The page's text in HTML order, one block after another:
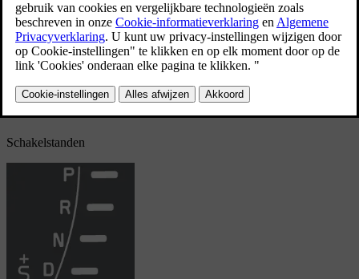
D: automatisch schakelen.+/–: handmatig schakelen.S :
Sport-modus*.
Hetinstrumentenpaneelgeeft de stand van de keuzehendel aan met
*
Schakelstanden